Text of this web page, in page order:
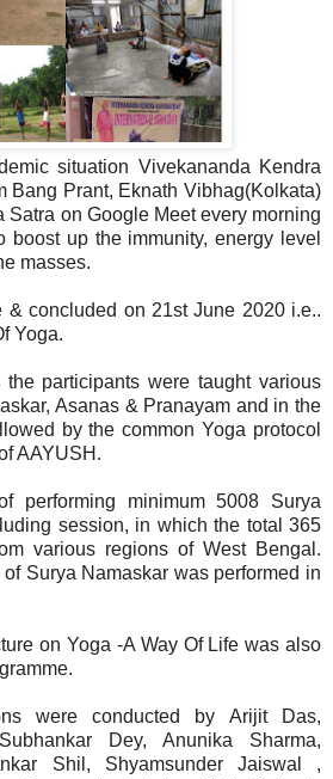
situation Vivekananda Kendra
Bang Prant, Eknath Vibhag(Kolkata)
Satra on Google Meet every morning
boost up the immunity, energy level
masses.
& concluded on 21st June 2020 i.e..
Yoga.
the participants were taught various
Asanas & Pranayam and in the
by the common Yoga protocol
AAYUSH.
performing minimum 5008 Surya
session, in which the total 365
various regions of West Bengal.
Surya Namaskar was performed in
on Yoga -A Way Of Life was also
were conducted by Arijit Das,
Dey, Anunika Sharma,
Shil, Shyamsunder Jaiswal ,